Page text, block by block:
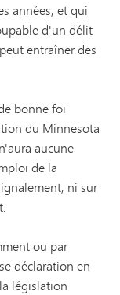
années, et qui
d'un délit
entraîner des
bonne foi
du Minnesota
aucune
de la
ni sur
ou par
déclaration en
législation